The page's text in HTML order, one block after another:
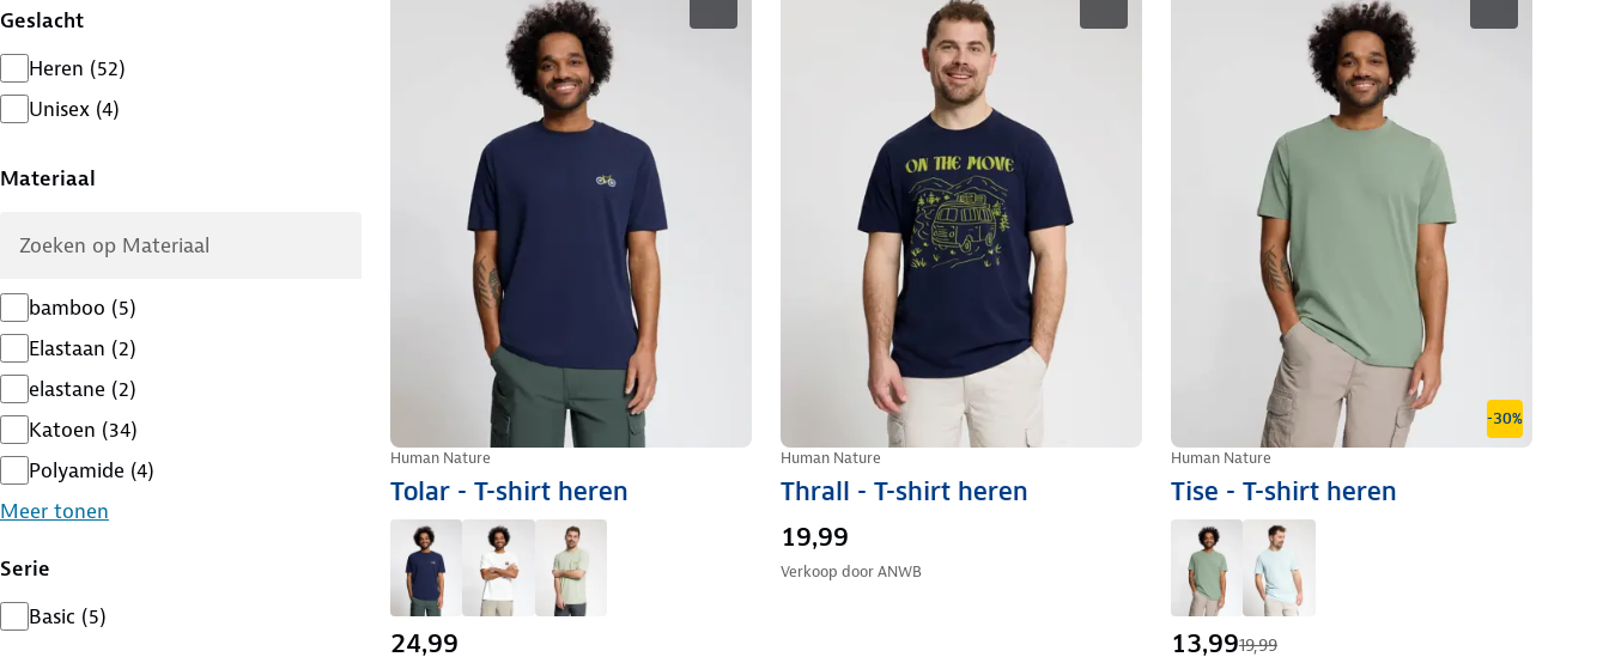
Geslacht
Heren (52)
Unisex (4)
Materiaal
bamboo (5)
Elastaan (2)
elastane (2)
Katoen (34)
Polyamide (4)
Meer tonen
Serie
Basic (5)
Human Nature
Tolar - T-shirt heren
24,99
Human Nature
Thrall - T-shirt heren
19,99
Verkoop doorANWB
-30%
Human Nature
Tise - T-shirt heren
13,9919,99